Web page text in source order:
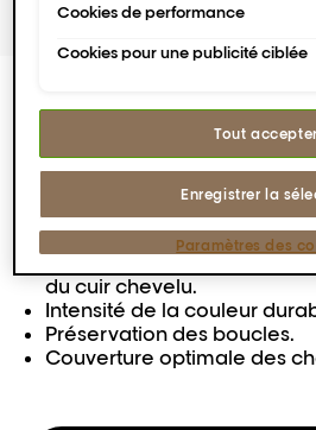
Couleur
longue
du cuir chevelu.
Intensité de la couleur
Préservation des boucles.
Couverture optimale des
Vous pouvez modifier votre sélection
cliquant sur le lien « Paramètres des
d'informations, veuillez consulter
Cookies de performance
Cookies pour une publicité ciblée
Tout accepter
Enregistrer la
Paramètres des